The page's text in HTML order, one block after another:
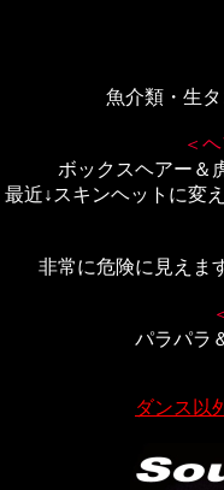
魚介類・生タ
＜
ボックスヘアー＆
最近↓スキンヘットに変
非常に危険に見えま
パラパラ
ダンス以